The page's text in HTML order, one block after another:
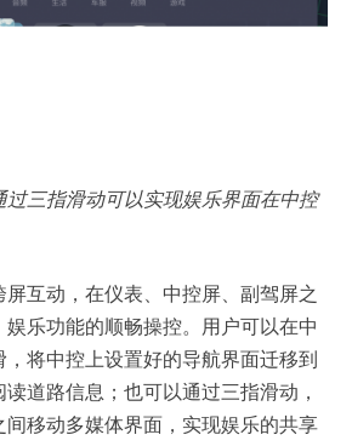
过三指滑动可以实现娱乐界面在中控
互动，在仪表、中控屏、副驾屏之
乐功能的顺畅操控。用户可以在中
将中控上设置好的导航界面迁移到
道路信息；也可以通过三指滑动，
移动多媒体界面，实现娱乐的共享